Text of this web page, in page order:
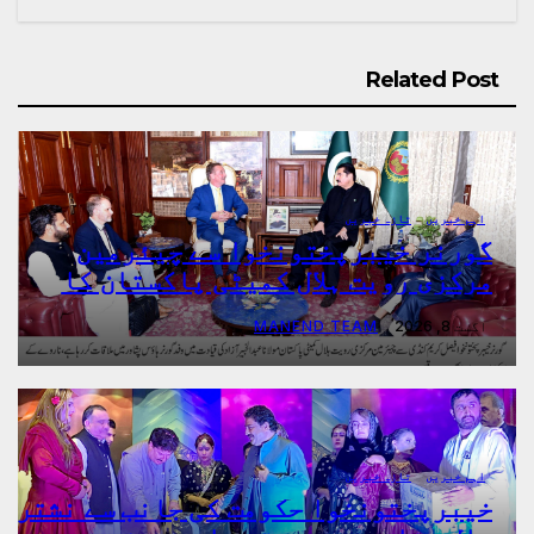
Related Post
اہم خبریں تازہ خبریں
گورنر خیبرپختونخوا سے چیئرمین
مرکزی رویت ہلال کمیٹی پاکستان کا
گورنر ہاؤس پشاور میں ملاقات
اگست 8, 2026 MANEND TEAM
اہم خبریں تازہ خبریں
خیبرپختونخوا حکومت کی جانب سے نشتر